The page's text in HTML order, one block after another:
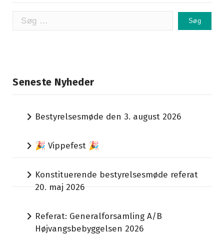
Søg
Seneste Nyheder
Bestyrelsesmøde den 3. august 2026
🎉 Vippefest 🎉
Konstituerende bestyrelsesmøde referat
20. maj 2026
Referat: Generalforsamling A/B
Højvangsbebyggelsen 2026